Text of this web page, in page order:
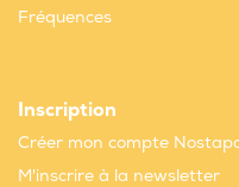
Fréquences
Inscription
Créer mon compte
M'inscrire à la newsletter